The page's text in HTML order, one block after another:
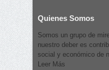
Quienes Somos
Somos un grupo de
nuestro deber es
social y económico de
Leer Más